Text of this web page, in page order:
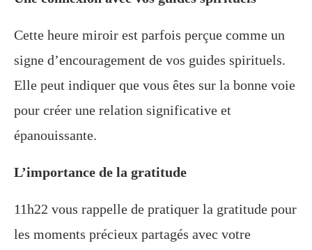
Cette heure miroir est parfois perçue comme un
signe d’encouragement de vos guides spirituels.
Elle peut indiquer que vous êtes sur la bonne voie
pour créer une relation significative et
épanouissante.
L’importance de la gratitude
11h22 vous rappelle de pratiquer la gratitude pour
les moments précieux partagés avec votre